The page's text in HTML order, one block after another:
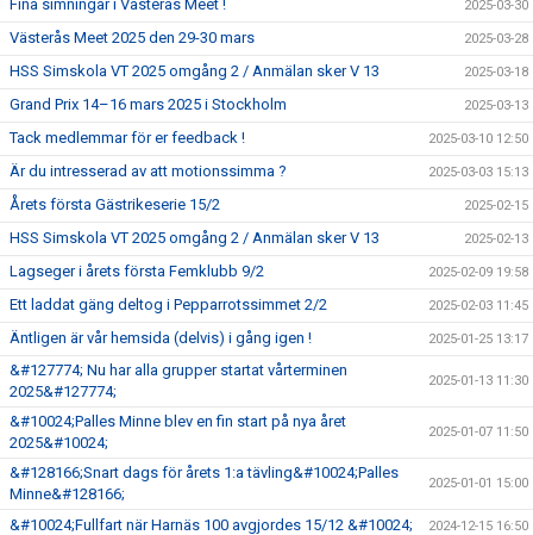
Fina simningar i Västerås Meet ! 2025-03-30
Västerås Meet 2025 den 29-30 mars 2025-03-28
HSS Simskola VT 2025 omgång 2 / Anmälan sker V 13 2025-03-18
Grand Prix 14–16 mars 2025 i Stockholm 2025-03-13
Tack medlemmar för er feedback ! 2025-03-10 12:50
Är du intresserad av att motionssimma ? 2025-03-03 15:13
Årets första Gästrikeserie 15/2 2025-02-15
HSS Simskola VT 2025 omgång 2 / Anmälan sker V 13 2025-02-13
Lagseger i årets första Femklubb 9/2 2025-02-09 19:58
Ett laddat gäng deltog i Pepparrotssimmet 2/2 2025-02-03 11:45
Äntligen är vår hemsida (delvis) i gång igen ! 2025-01-25 13:17
&#127774; Nu har alla grupper startat vårterminen
2025&#127774;
2025-01-13 11:30
&#10024;Palles Minne blev en fin start på nya året
2025&#10024;
2025-01-07 11:50
&#128166;Snart dags för årets 1:a tävling&#10024;Palles
Minne&#128166;
2025-01-01 15:00
&#10024;Fullfart när Harnäs 100 avgjordes 15/12 &#10024; 2024-12-15 16:50